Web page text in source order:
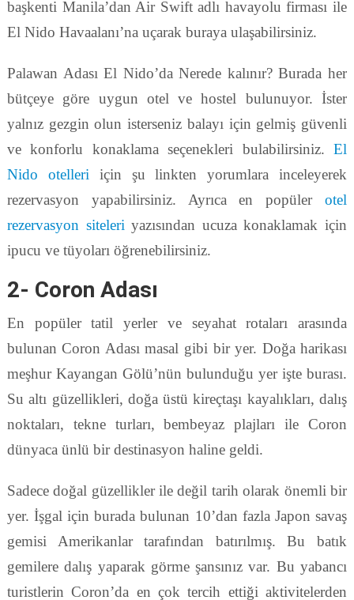
başkenti Manila’dan Air Swift adlı havayolu firması ile
El Nido Havaalanı’na uçarak buraya ulaşabilirsiniz.
Palawan Adası El Nido’da Nerede kalınır? Burada her
bütçeye göre uygun otel ve hostel bulunuyor. İster
yalnız gezgin olun isterseniz balayı için gelmiş güvenli
ve konforlu konaklama seçenekleri bulabilirsiniz.El
Nido otelleri için şu linkten yorumlara inceleyerek
rezervasyon yapabilirsiniz. Ayrıca en popülerotel
rezervasyon siteleri yazısından ucuza konaklamak için
ipucu ve tüyoları öğrenebilirsiniz.
2- Coron Adası
En popüler tatil yerler ve seyahat rotaları arasında
bulunan Coron Adası masal gibi bir yer. Doğa harikası
meşhur Kayangan Gölü’nün bulunduğu yer işte burası.
Su altı güzellikleri, doğa üstü kireçtaşı kayalıkları, dalış
noktaları, tekne turları, bembeyaz plajları ile Coron
dünyaca ünlü bir destinasyon haline geldi.
Sadece doğal güzellikler ile değil tarih olarak önemli bir
yer. İşgal için burada bulunan 10’dan fazla Japon savaş
gemisi Amerikanlar tarafından batırılmış. Bu batık
gemilere dalış yaparak görme şansınız var. Bu yabancı
turistlerin Coron’da en çok tercih ettiği aktivitelerden